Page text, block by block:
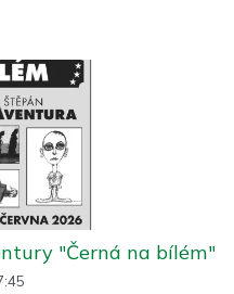
"Černá na bílém"